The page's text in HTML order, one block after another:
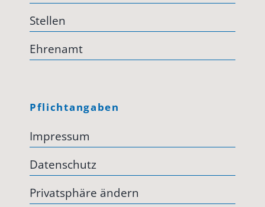
Stellen
Ehrenamt
Pflichtangaben
Impressum
Datenschutz
Privatsphäre ändern